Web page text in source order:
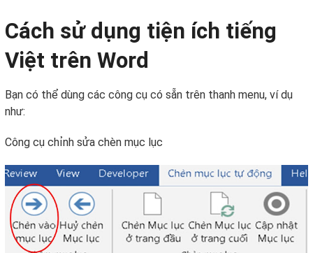
Cách sử dụng tiện ích tiếng
Việt trên Word
Bạn có thể dùng các công cụ có sẵn trên thanh menu, ví dụ
như:
Công cụ chỉnh sửa chèn mục lục